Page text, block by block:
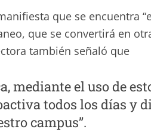
que se encuentra
que se convertirá en
también señaló que
mediante el uso de
todos los días y
campus”.